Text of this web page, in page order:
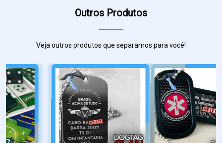
Outros Produtos
Veja outros produtos que separamos para você!